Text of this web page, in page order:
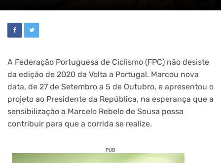
A Federação Portuguesa de Ciclismo (FPC) não desiste
da edição de 2020 da Volta a Portugal. Marcou nova
data, de 27 de Setembro a 5 de Outubro, e apresentou o
projeto ao Presidente da República, na esperança que a
sensibilização a Marcelo Rebelo de Sousa possa
contribuir para que a corrida se realize.
PUB